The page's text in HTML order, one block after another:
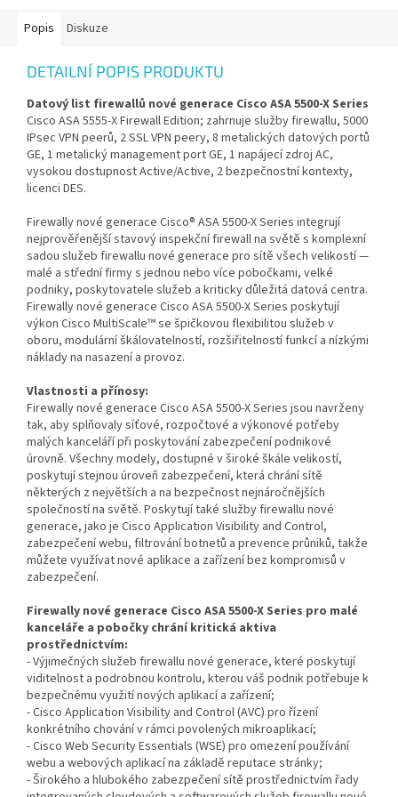
Popis Diskuze
DETAILNÍ POPIS PRODUKTU
Datový list firewallů nové generace Cisco ASA 5500-X Series
Cisco ASA 5555-X Firewall Edition; zahrnuje služby firewallu, 5000
IPsec VPN peerů, 2 SSL VPN peery, 8 metalických datových portů
GE, 1 metalický management port GE, 1 napájecí zdroj AC,
vysokou dostupnost Active/Active, 2 bezpečnostní kontexty,
licenci DES.
Firewally nové generace Cisco® ASA 5500-X Series integrují
nejprověřenější stavový inspekční firewall na světě s komplexní
sadou služeb firewallu nové generace pro sítě všech velikostí —
malé a střední firmy s jednou nebo více pobočkami, velké
podniky, poskytovatele služeb a kriticky důležitá datová centra.
Firewally nové generace Cisco ASA 5500-X Series poskytují
výkon Cisco MultiScale™ se špičkovou flexibilitou služeb v
oboru, modulární škálovatelností, rozšiřitelností funkcí a nízkými
náklady na nasazení a provoz.
Vlastnosti a přínosy:
Firewally nové generace Cisco ASA 5500-X Series jsou navrženy
tak, aby splňovaly síťové, rozpočtové a výkonové potřeby
malých kanceláří při poskytování zabezpečení podnikové
úrovně. Všechny modely, dostupné v široké škále velikostí,
poskytují stejnou úroveň zabezpečení, která chrání sítě
některých z největších a na bezpečnost nejnáročnějších
společností na světě. Poskytují také služby firewallu nové
generace, jako je Cisco Application Visibility and Control,
zabezpečení webu, filtrování botnetů a prevence průniků, takže
můžete využívat nové aplikace a zařízení bez kompromisů v
zabezpečení.
Firewally nové generace Cisco ASA 5500-X Series pro malé
kanceláře a pobočky chrání kritická aktiva
prostřednictvím:
- Výjimečných služeb firewallu nové generace, které poskytují
viditelnost a podrobnou kontrolu, kterou váš podnik potřebuje k
bezpečnému využití nových aplikací a zařízení;
- Cisco Application Visibility and Control (AVC) pro řízení
konkrétního chování v rámci povolených mikroaplikací;
- Cisco Web Security Essentials (WSE) pro omezení používání
webu a webových aplikací na základě reputace stránky;
- Širokého a hlubokého zabezpečení sítě prostřednictvím řady